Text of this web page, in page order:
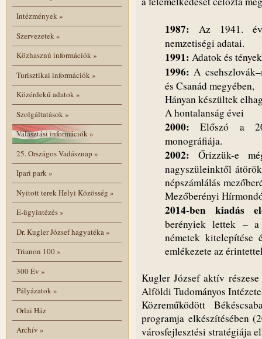
Intézmények»
Szervezetek»
Közhasznú információk»
Turisztikai információk»
Közérdekű adatok»
Szolgáltatások»
Választási információk»
25. Országos Vadásznap »
Ipari park»
Nyitott terek Helyi Közösség »
E-ügyintézés»
Dr. Kugler József hagyatéka»
Trianon 100»
300 Év »
Pályázatok»
Orlai Ház
Archív »
1987: Az 1941.
nemzetiségi adatai.
1991: Adatok és
1996:A
és Csanád megyében,
Hányan készültek
A hontalanság évei
2000: Előszó a
monográfiája.
2002:Őrizzük-e
nagyszüleinktől
népszámlálás
Mezőberényi
2014-ben kiadás
berényiek lettek – a
németek kitelepítése
emlékezete az
Kugler József aktív
Alföldi Tudományos
Közreműködött
programja elkészítésében
városfejlesztési stratégiája